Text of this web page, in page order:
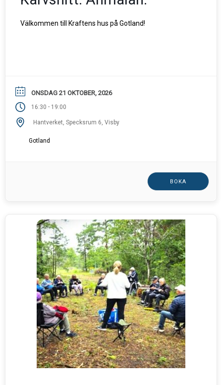
Välkommen till Kraftens hus på Gotland!
ONSDAG 21 OKTOBER, 2026
16:30 - 19:00
Hantverket, Specksrum 6, Visby
Gotland
BOKA